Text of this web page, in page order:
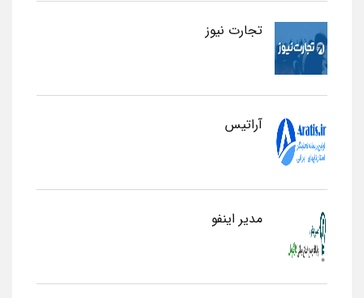
تجارت نیوز
آراتیس
مدیر اینفو